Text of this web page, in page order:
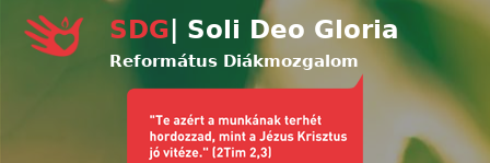
Ugrás a tartalomra
SDG | Soli Deo Gloria
Református Diákmozgalom